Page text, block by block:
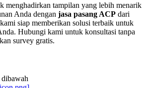
menghadirkan tampilan yang lebih menarik
Anda dengan jasa pasang ACP dari
siap memberikan solusi terbaik untuk
Hubungi kami untuk konsultasi tanpa
survey gratis.